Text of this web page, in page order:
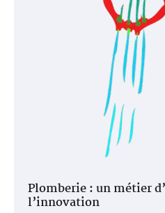
Plomberie : un métier
l’innovation